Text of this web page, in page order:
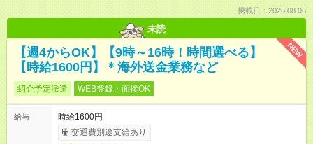
掲載日：2026.08.06
未読
NEW
【週4からOK】【9時～16時！時間選べる】
【時給1600円】＊海外送金業務など
紹介予定派遣 WEB登録・面接OK
給与
時給1600円
交通費別途支給あり